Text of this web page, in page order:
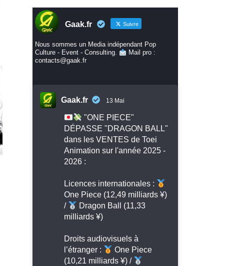
Gaak.fr Suivre
Nous sommes un Media indépendant Pop
Culture - Event - Consulting.
Mail pro :
contacts@gaak.fr
Gaak.fr 13 Mai
"ONE PIECE"
DÉPASSE "DRAGON BALL"
dans les VENTES de Toei
Animation sur l'année 2025 -
2026 :
Licences internationales :
One Piece (12,49 milliards ¥)
/
Dragon Ball (11,33
milliards ¥)
Droits audiovisuels à
l’étranger :
One Piece
(10,21 milliards ¥) /